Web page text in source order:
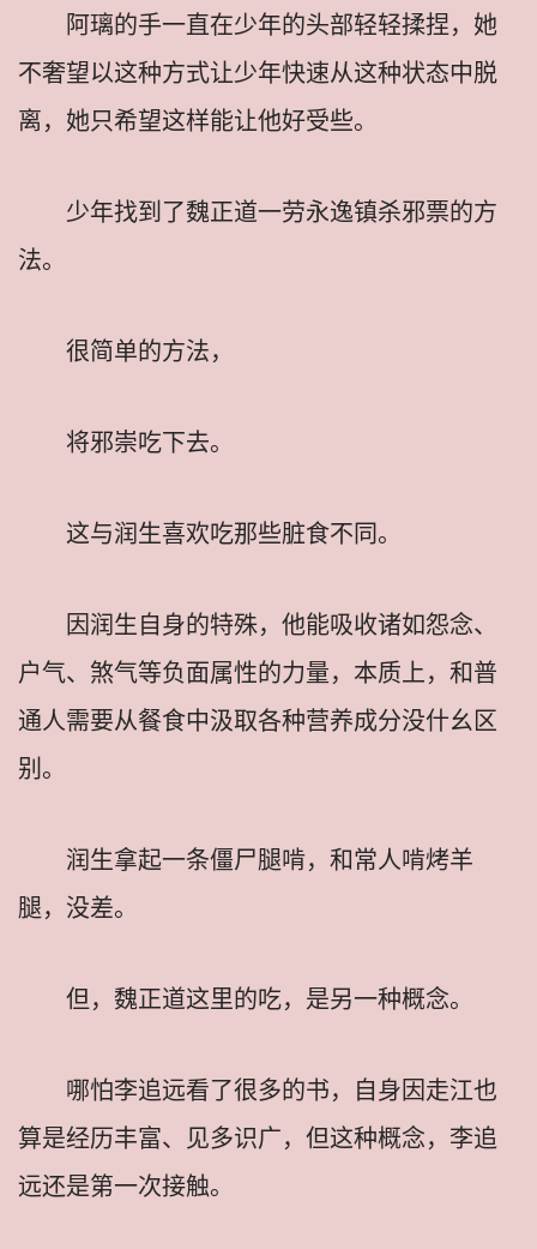
阿璃的手一直在少年的头部轻轻揉捏，她
不奢望以这种方式让少年快速从这种状态中脱
离，她只希望这样能让他好受些。
少年找到了魏正道一劳永逸镇杀邪票的方
法。
很简单的方法，
将邪崇吃下去。
这与润生喜欢吃那些脏食不同。
因润生自身的特殊，他能吸收诸如怨念、
户气、煞气等负面属性的力量，本质上，和普
通人需要从餐食中汲取各种营养成分没什幺区
别。
润生拿起一条僵尸腿啃，和常人啃烤羊
腿，没差。
但，魏正道这里的吃，是另一种概念。
哪怕李追远看了很多的书，自身因走江也
算是经历丰富、见多识广，但这种概念，李追
远还是第一次接触。